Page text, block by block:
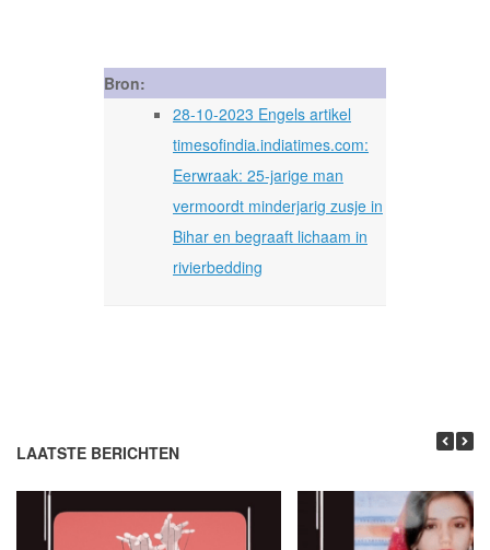
Bron:
28-10-2023 Engels artikel
timesofindia.indiatimes.com:
Eerwraak: 25-jarige man
vermoordt minderjarig zusje in
Bihar en begraaft lichaam in
rivierbedding
LAATSTE BERICHTEN